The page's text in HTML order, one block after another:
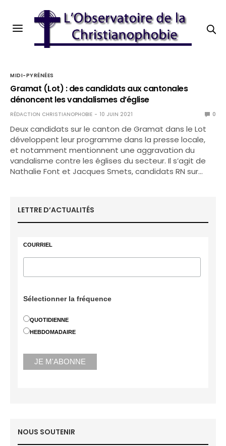
MIDI-PYRÉNÉES
Gramat (Lot) : des candidats aux cantonales
dénoncent les vandalismes d’église
RÉDACTION CHRISTIANOPHOBIE 10 JUIN 2021 0
Deux candidats sur le canton de Gramat dans le Lot
développent leur programme dans la presse locale,
et notamment mentionnent une aggravation du
vandalisme contre les églises du secteur. Il s’agit de
Nathalie Font et Jacques Smets, candidats RN sur…
LETTRE D’ACTUALITÉS
COURRIEL
Sélectionner la fréquence
QUOTIDIENNE
HEBDOMADAIRE
NOUS SOUTENIR